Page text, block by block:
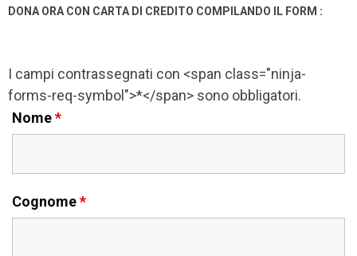
DONA ORA CON CARTA DI CREDITO COMPILANDO IL FORM :
I campi contrassegnati con <span class="ninja-
forms-req-symbol">*</span> sono obbligatori.
Nome*
Cognome*